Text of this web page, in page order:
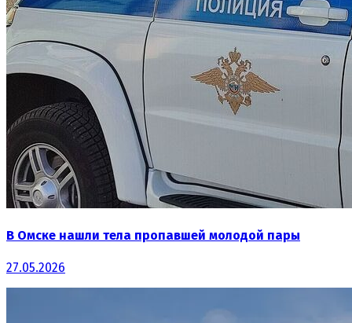
В Омске нашли тела пропавшей молодой пары
27.05.2026